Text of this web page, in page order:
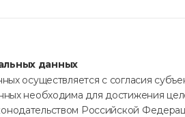
данных
осуществляется с согласия
необходима для достижения
Российской